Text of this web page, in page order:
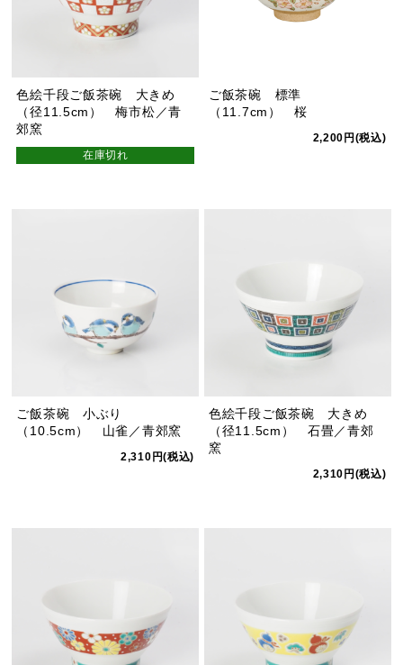
色絵千段ご飯茶碗 大きめ
（径11.5cm） 梅市松／青
郊窯
在庫切れ
ご飯茶碗 標準
（11.7cm） 桜
2,200円(税込)
ご飯茶碗 小ぶり
（10.5cm） 山雀／青郊窯
2,310円(税込)
色絵千段ご飯茶碗 大きめ
（径11.5cm） 石畳／青郊
窯
2,310円(税込)